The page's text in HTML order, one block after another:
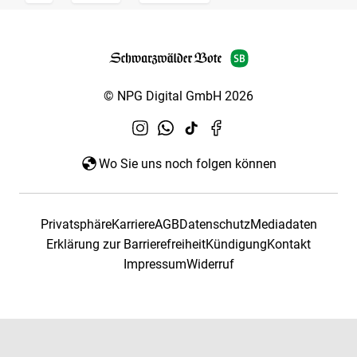
© NPG Digital GmbH 2026
Wo Sie uns noch folgen können
PrivatsphäreKarriereAGBDatenschutzMediadaten
Erklärung zur BarrierefreiheitKündigungKontakt
ImpressumWiderruf